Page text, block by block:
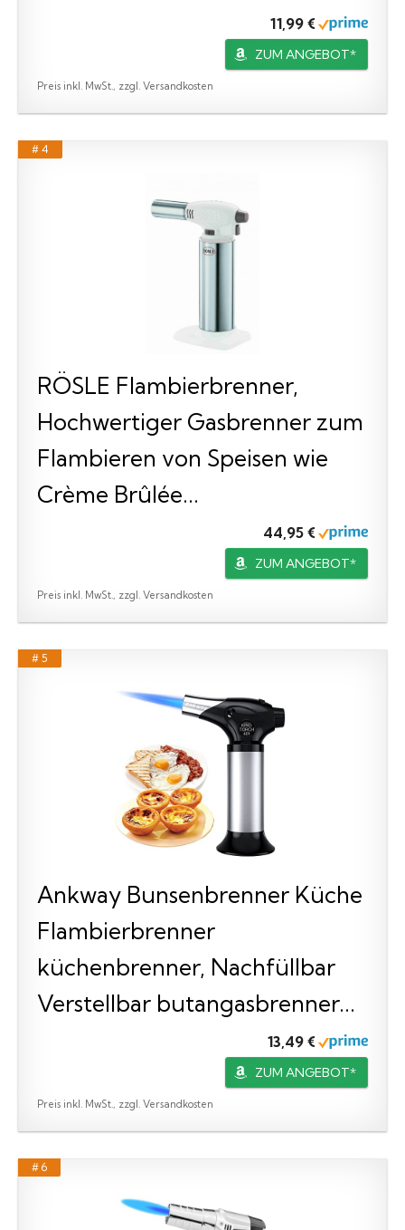
11,99 €
ZUM ANGEBOT*
Preis inkl. MwSt., zzgl. Versandkosten
# 4
RÖSLE Flambierbrenner,
Hochwertiger Gasbrenner zum
Flambieren von Speisen wie
Crème Brûlée...
44,95 €
ZUM ANGEBOT*
Preis inkl. MwSt., zzgl. Versandkosten
# 5
Ankway Bunsenbrenner Küche
Flambierbrenner
küchenbrenner, Nachfüllbar
Verstellbar butangasbrenner...
13,49 €
ZUM ANGEBOT*
Preis inkl. MwSt., zzgl. Versandkosten
# 6